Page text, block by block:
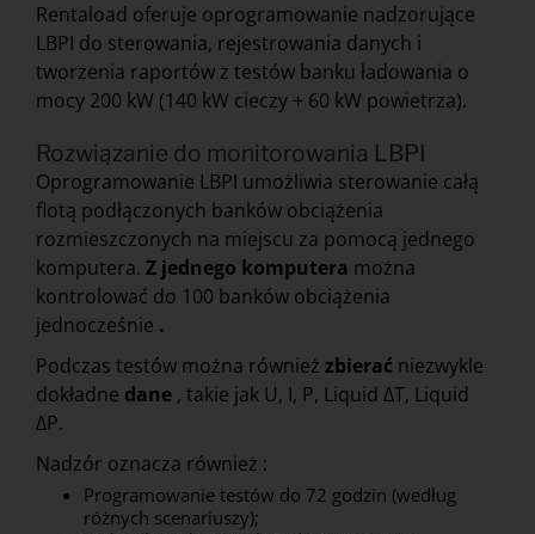
Rentaload oferuje oprogramowanie nadzorujące
LBPI do sterowania, rejestrowania danych i
tworzenia raportów z testów banku ładowania o
mocy 200 kW (140 kW cieczy + 60 kW powietrza).
Rozwiązanie do monitorowania LBPI
Oprogramowanie LBPI umożliwia sterowanie całą
flotą podłączonych banków obciążenia
rozmieszczonych na miejscu za pomocą jednego
komputera. Z jednego komputera można
kontrolować do 100 banków obciążenia
jednocześnie .
Podczas testów można również zbierać niezwykle
dokładne dane , takie jak U, I, P, Liquid ΔT, Liquid
ΔP.
Nadzór oznacza również :
Programowanie testów do 72 godzin (według
różnych scenariuszy);